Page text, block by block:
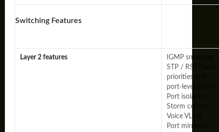
Switching Features
Layer 2 features
IGMP snooping
STP / RSTP with
priorities and
port-level disable
Port isolation
Storm control
Voice VLAN
Port mirroring